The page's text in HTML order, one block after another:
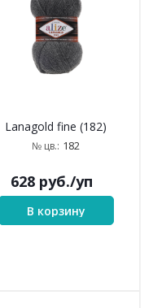
Lanagold fine (182)
№ цв.: 182
628 руб./уп
В корзину